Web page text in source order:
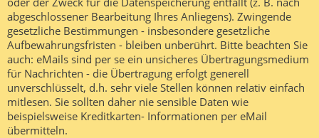
abgeschlossener Bearbeitung Ihres Anliegens). Zwingende
gesetzliche Bestimmungen - insbesondere gesetzliche
Aufbewahrungsfristen - bleiben unberührt. Bitte beachten Sie
auch: eMails sind per se ein unsicheres Übertragungsmedium
für Nachrichten - die Übertragung erfolgt generell
unverschlüsselt, d.h. sehr viele Stellen können relativ einfach
mitlesen. Sie sollten daher nie sensible Daten wie
beispielsweise Kreditkarten- Informationen per eMail
übermitteln.